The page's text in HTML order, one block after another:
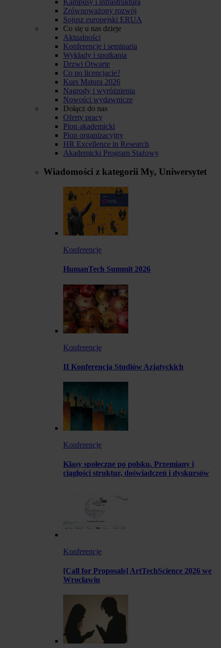
Zrównoważony rozwój
Sojusz europejski ERUA
Co się u nas dzieje
Aktualności
Konferencje i seminaria
Wykłady i spotkania
Drzwi Otwarte
Co po licencjacie?
Kurs Matura 2026
Nagrody i wyróżnienia
Nowości wydawnicze
Dołącz do nas
Oferty pracy
Pion akademicki
Pion organizacyjny
HR Excellence in Research
Akademicki Program Stażowy
Wiadomości z kategorii My, Uniwersytet
Konferencje
HumanTech Summit 2026
Konferencje
II Konferencja Studiów Azjatyckich
Konferencje
Klasy społeczne po polsku. Przemiany i
ciągłości struktur, doświadczeń i dyskursów
Konferencje
[Call for Proposals] ArtTechScience 2026 we
Wrocławiu